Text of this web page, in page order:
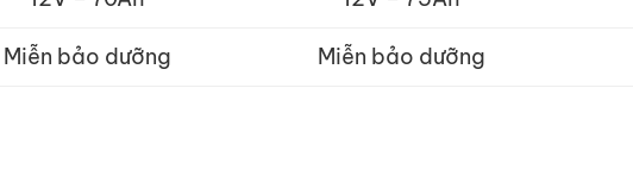
Miễn bảo dưỡng Miễn bảo dưỡng